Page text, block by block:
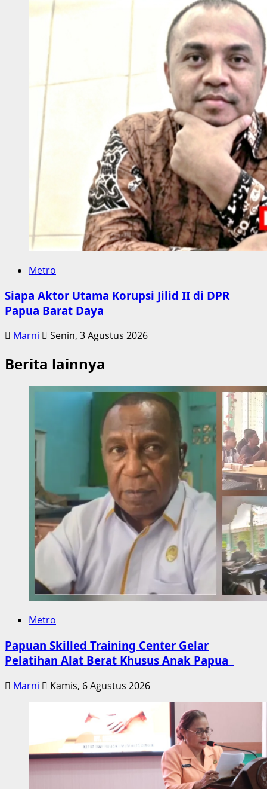
Metro
Siapa Aktor Utama Korupsi Jilid II di DPR
Papua Barat Daya
Marni Senin, 3 Agustus 2026
Berita lainnya
Metro
Papuan Skilled Training Center Gelar
Pelatihan Alat Berat Khusus Anak Papua
Marni Kamis, 6 Agustus 2026